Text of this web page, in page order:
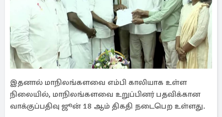
இதனால் மாநிலங்களவை எம்பி காலியாக உள்ள
நிலையில், மாநிலங்களவை உறுப்பினர் பதவிக்கான
வாக்குப்பதிவு ஜூன் 18 ஆம் திகதி நடைபெற உள்ளது.